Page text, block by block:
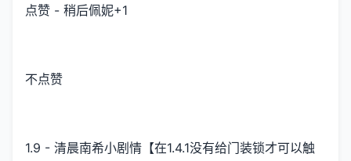
点赞 - 稍后佩妮+1
不点赞
1.9 - 清晨南希小剧情【在1.4.1没有给门装锁才可以触